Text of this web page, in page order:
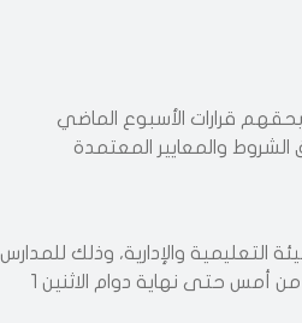
قرارات الأسبوع الماضي
الشروط والمعايير المعتمدة
التعليمية والإدارية، وذلك للمدارس